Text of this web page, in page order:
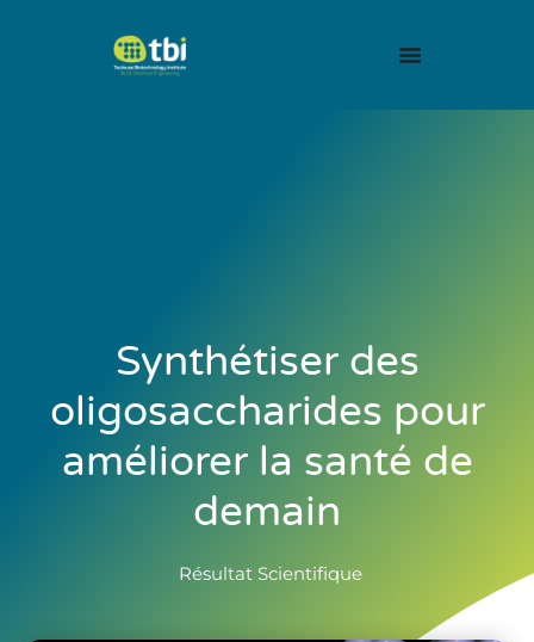
Synthétiser des
oligosaccharides pour
améliorer la santé de
demain
Résultat Scientifique